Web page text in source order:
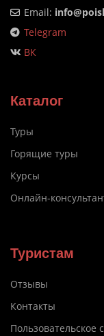
Email:
Telegram
ВК
Каталог
Туры
Горящие туры
Курсы
Онлайн-
Туристам
Отзывы
Контакты
Пользовательское